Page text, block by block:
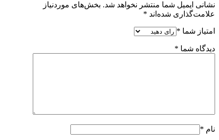
نشانی ایمیل شما منتشر نخواهد شد. بخش‌های موردنیاز
علامت‌گذاری شده‌اند *
امتیاز شما *
دیدگاه شما *
نام *